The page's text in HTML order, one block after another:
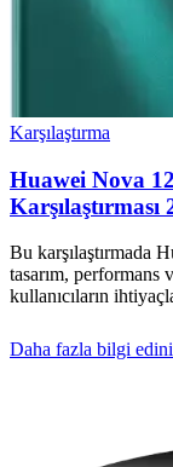
Karşılaştırma
Huawei Nova
Karşılaştırması
Bu karşılaştırmada
tasarım, performans
kullanıcıların
Daha fazla bilgi